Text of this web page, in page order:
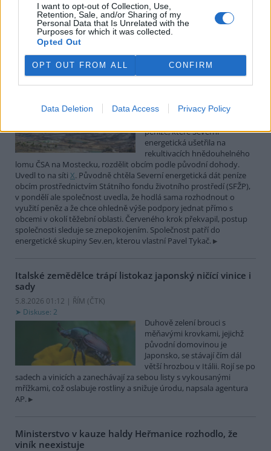
I want to opt-out of Collection, Use,
Retention, Sale, and/or Sharing of my
Personal Data that Is Unrelated with the
Purposes for which it was collected.
Opted Out
OPT OUT FROM ALL CONFIRM
Data Deletion Data Access Privacy Policy
Povodí Labe. Organizace ale požadavek odmítla s tím, že údržbu
dělala už v červnu a další zásah v tuto chvíli neplánuje, zjistila ČTK.
Červený chce peníze ušetřené za rekultivaci rozdělit
obcím podle původní dohody
5.8.2026 01:29 (ČTK)
Ministr životního prostředí
peníze, které Severní
energetická ušetřila na
rekultivacích hnědouhelného
lomu ČSA na Mostecku, rozdělit obcím podle původní dohody.
Uvedl to na síti X. Původně chtěla Severní energetická dát peníze
obcím prostřednictvím Státního fondu životního prostředí (SFŽP),
v pondělí ale společnost uvedla, že hodlá sama rozhodnout o
využití peněz a že chce ohledně výše podpory jednat přímo s
obcemi v okolí těžební oblasti. Červeného krok překvapil, postup
společnosti sleduje se znepokojením. Společnost patří do
energetické skupiny Sev.en, kterou vlastní Pavel Tykač.
Italské zemědělce trápí listokaz japonský ničící vinice i
sady
5.8.2026 01:12 | ŘÍM (ČTK)
Diskuse: 2
Duhově zelení brouci s
měňavými krovkami, jejichž
původní domovinou je
Japonsko, se stávají čím dál
větší hrozbou v Itálii. Rojí se po
sadech a vinicích a zanechávají za sebou listy s vykousanými
mřížkami, což oslabuje rostliny a snižuje úrodu, napsala agentura
AP.
Ministerstvo v kauze haldy Heřmanice rozhodlo, že
viník neexistuje